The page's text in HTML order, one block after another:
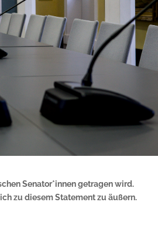
Senator*innen getragen wird.
zu diesem Statement zu äußern.